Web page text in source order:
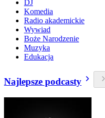
DJ
Komedia
Radio akademickie
Wywiad
Boże Narodzenie
Muzyka
Edukacja
Najlepsze podcasty